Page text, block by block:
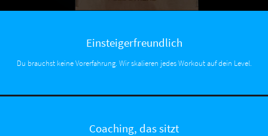
Einsteigerfreundlich
Du brauchst keine Vorerfahrung. Wir skalieren jedes Workout auf dein Level.
Coaching, das sitzt